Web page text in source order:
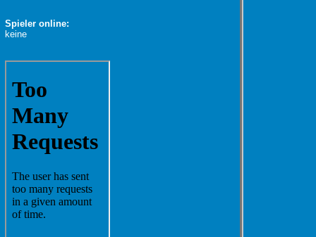
Spieler online:
keine